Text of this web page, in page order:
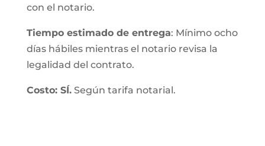
con el notario.
Tiempo estimado de entrega: Mínimo ocho
días hábiles mientras el notario revisa la
legalidad del contrato.
Costo: SÍ.Según tarifa notarial.